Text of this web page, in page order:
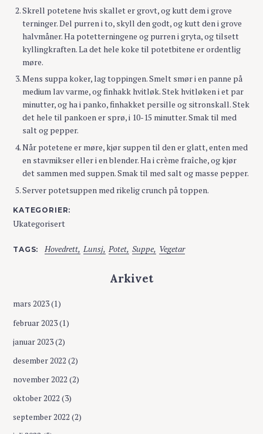
Skrell potetene hvis skallet er grovt, og kutt dem i grove
terninger. Del purren i to, skyll den godt, og kutt den i grove
halvmåner. Ha potetterningene og purren i gryta, og tilsett
kyllingkraften. La det hele koke til potetbitene er ordentlig
møre.
Mens suppa koker, lag toppingen. Smelt smør i en panne på
medium lav varme, og finhakk hvitløk. Stek hvitløken i et par
minutter, og ha i panko, finhakket persille og sitronskall. Stek
det hele til pankoen er sprø, i 10-15 minutter. Smak til med
salt og pepper.
Når potetene er møre, kjør suppen til den er glatt, enten med
en stavmikser eller i en blender. Ha i crème fraîche, og kjør
det sammen med suppen. Smak til med salt og masse pepper.
Server potetsuppen med rikelig crunch på toppen.
KATEGORIER
Ukategorisert
TAGS Hovedrett Lunsj Potet Suppe Vegetar
Arkivet
mars 2023(1)
februar 2023(1)
januar 2023(2)
desember 2022 (2)
november 2022 (2)
oktober 2022 (3)
september 2022 (2)